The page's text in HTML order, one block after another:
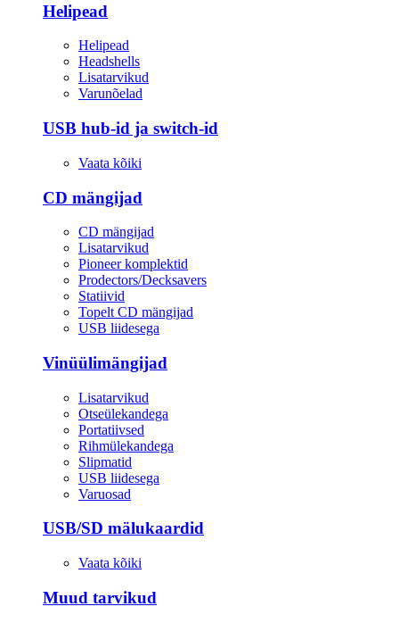
Helipead
Helipead
Headshells
Lisatarvikud
Varunõelad
USB hub-id ja switch-id
Vaata kõiki
CD mängijad
CD mängijad
Lisatarvikud
Pioneer komplektid
Prodectors/Decksavers
Statiivid
Topelt CD mängijad
USB liidesega
Vinüülimängijad
Lisatarvikud
Otseülekandega
Portatiivsed
Rihmülekandega
Slipmatid
USB liidesega
Varuosad
USB/SD mälukaardid
Vaata kõiki
Muud tarvikud